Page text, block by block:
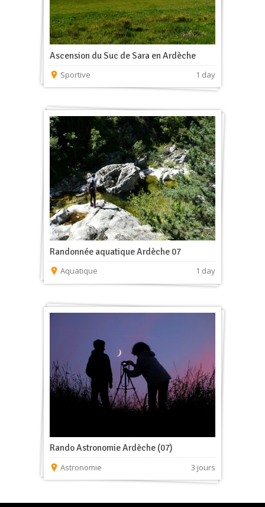
Ascension du Suc de Sara en Ardèche
Sportive 1 day
Randonnée aquatique Ardèche 07
Aquatique 1 day
Rando Astronomie Ardèche (07)
Astronomie 3 jours